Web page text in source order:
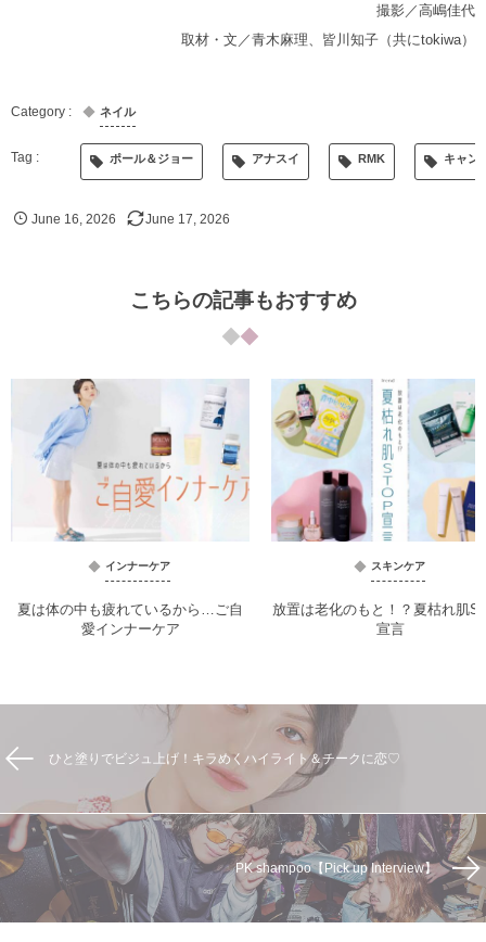
撮影／高嶋佳代
取材・文／青木麻理、皆川知子（共にtokiwa）
ネイル
ポール＆ジョー アナスイ RMK キャン
June 16 ,2026 June 17 2026
こちらの記事もおすすめ
インナーケア
夏は体の中も疲れているから…ご自
愛インナーケア
スキンケア
放置は老化のもと！？夏枯れ肌
宣言
ひと塗りでビジュ上げ！キラめくハイライト＆チークに恋♡
PK shampoo【Pick up Interview】